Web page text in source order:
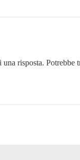
una risposta.